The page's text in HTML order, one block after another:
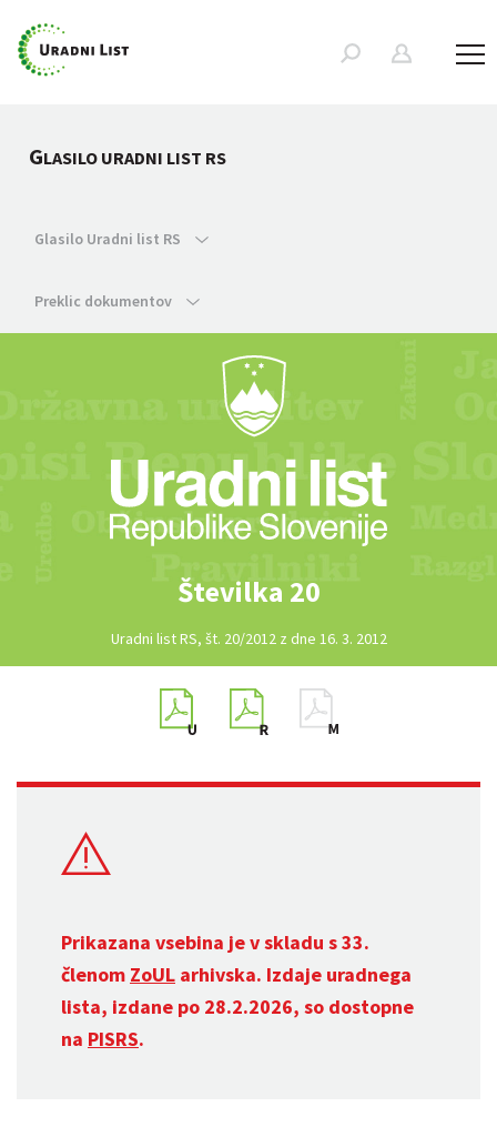
GLASILO URADNI LIST RS
Glasilo Uradni list RS
Preklic dokumentov
Številka 20
Uradni list RS, št. 20/2012 z dne 16. 3. 2012
Prikazana vsebina je v skladu s 33.
členom ZoUL arhivska. Izdaje uradnega
lista, izdane po 28.2.2026, so dostopne
na PISRS.